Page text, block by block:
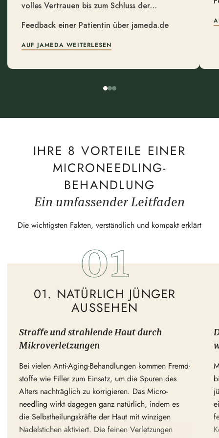
volles Vertrauen bis zum Schluss der
dass ich mich in top Händen befinde und dass
ich schon den nächsten Termin habe.
Feedback einer Patientin über jameda.de
AUF JAMEDA WEITER­LESEN
IHRE 8 VORTEILE EINER
MICRONEEDLING-
BEHANDLUNG
Ein umfassender Leitfaden
Die wichtigsten Fakten, verständlich und kompakt erklärt
01. NATÜRLICH JÜNGER
AUSSEHEN
Straffe und strah­lende Haut durch
Mikro­ver­let­zungen
Bei vielen Anti-Aging-Behand­lungen kommen Fremd­
stoffe wie Filler zum Einsatz, um die Spuren des
Alters nachträglich zu korri­gieren. Das Micro­
needling wirkt dagegen ganz natürlich, indem es
die Selbst­hei­lungs­kräfte der Haut mit winzigen
Nadel­stichen aktiviert. Die feinen Verlet­zungen